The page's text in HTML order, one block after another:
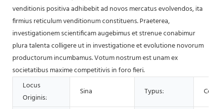
venditionis positiva adhibebit ad novos mercatus evolvendos, ita
firmius reticulum venditionum constituens. Praeterea,
investigationem scientificam augebimus et strenue conabimur
plura talenta colligere ut in investigatione et evolutione novorum
productorum incumbamus. Votum nostrum est unam ex
societatibus maxime competitivis in foro fieri.
Locus
Originis:
Sina Typus: